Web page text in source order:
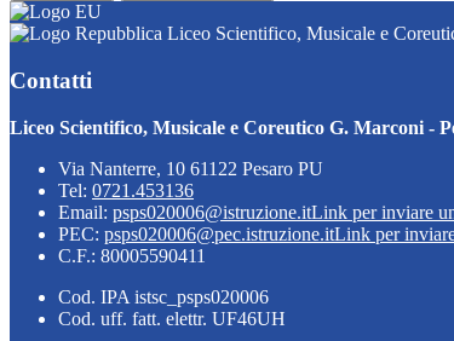
Liceo Scientifico, Musicale e
Contatti
Liceo Scientifico, Musicale e Coreutico G. Marconi -
Via Nanterre, 10 61122 Pesaro PU
Tel: 0721.453136
Email: psps020006@istruzione.itLink per inviare
PEC: psps020006@pec.istruzione.itLink per
C.F.: 80005590411
Cod. IPA istsc_psps020006
Cod. uff. fatt. elettr. UF46UH